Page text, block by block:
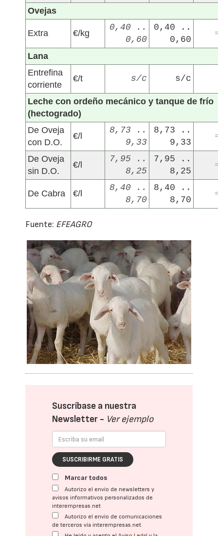
Ovejas
Extra €/kg
0,40 ..
0,60
0,40 ..
0,60
Lana
Entrefina
corriente
€/t s/c s/c
Leche con ordeño mecánico y tanque de frío
(hectogrado)
De Oveja
con D.O.
€/l
8,73 ..
9,33
8,73 ..
9,33
De Oveja
sin D.O.
€/l
7,95 ..
8,25
7,95 ..
8,25
De Cabra €/l
8,40 ..
8,70
8,40 ..
8,70
Fuente: EFEAGRO
Suscríbase a nuestra
Newsletter - Ver ejemplo
SUSCRIBIRME GRATIS
Marcar todos
Autorizo el envío de newsletters y
avisos informativos personalizados de
interempresas.net
Autorizo el envío de comunicaciones
de terceros vía interempresas.net